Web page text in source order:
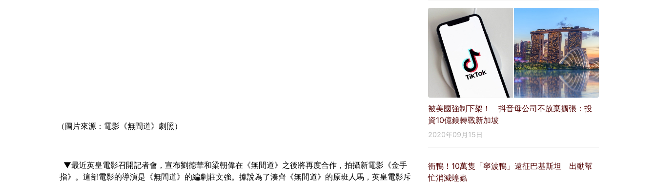
（圖片來源：電影《無間道》劇照）
▼最近英皇電影召開記者會，宣布劉德華和梁朝偉在《無間道》之後將再度合作，拍攝新電影《金手
指》。這部電影的導演是《無間道》的編劇莊文強。據說為了湊齊《無間道》的原班人馬，英皇電影斥
被美國強制下架！ 抖音母公司不放棄擴張：投
資10億鎂轉戰新加坡
2020年09月15日
衝鴨！10萬隻「寧波鴨」遠征巴基斯坦 出動幫
忙消滅蝗蟲